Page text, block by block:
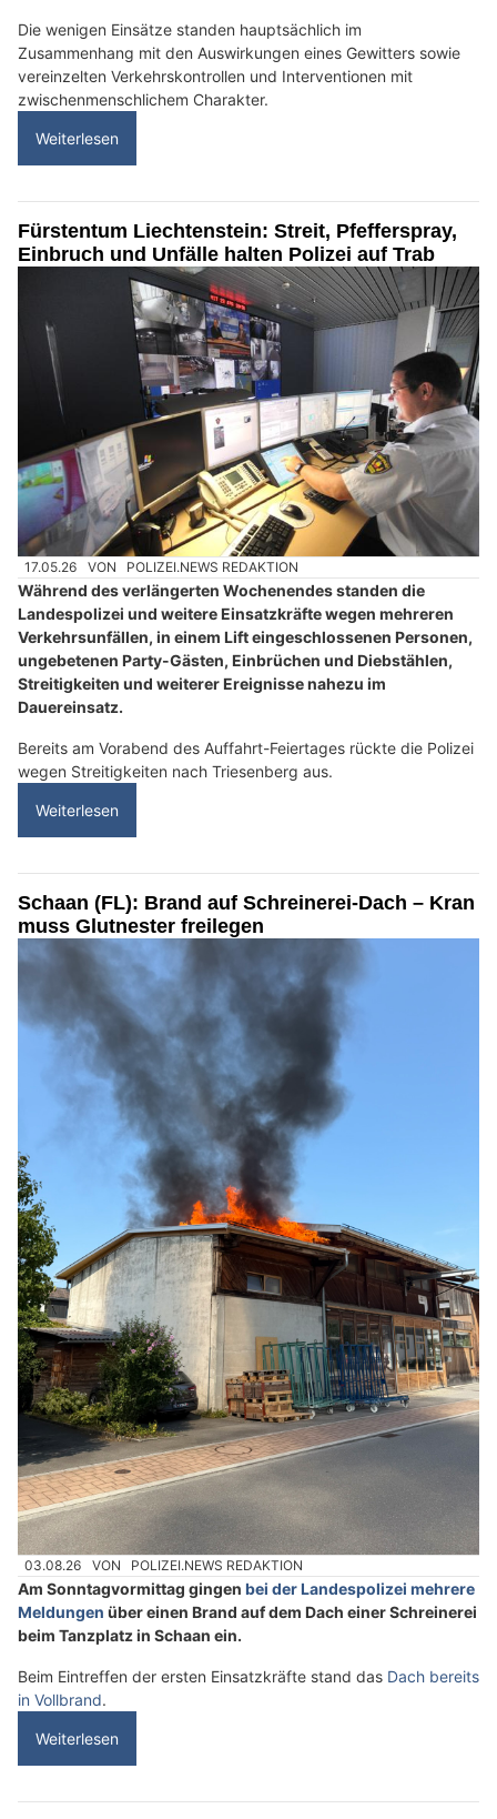
Die wenigen Einsätze standen hauptsächlich im
Zusammenhang mit den Auswirkungen eines Gewitters sowie
vereinzelten Verkehrskontrollen und Interventionen mit
zwischenmenschlichem Charakter.
Weiterlesen
Fürstentum Liechtenstein: Streit, Pfefferspray,
Einbruch und Unfälle halten Polizei auf Trab
17.05.26 VON POLIZEI.NEWS REDAKTION
Während des verlängerten Wochenendes standen die
Landespolizei und weitere Einsatzkräfte wegen mehreren
Verkehrsunfällen, in einem Lift eingeschlossenen Personen,
ungebetenen Party-Gästen, Einbrüchen und Diebstählen,
Streitigkeiten und weiterer Ereignisse nahezu im
Dauereinsatz.
Bereits am Vorabend des Auffahrt-Feiertages rückte die Polizei
wegen Streitigkeiten nach Triesenberg aus.
Weiterlesen
Schaan (FL): Brand auf Schreinerei-Dach – Kran
muss Glutnester freilegen
03.08.26 VON POLIZEI.NEWS REDAKTION
Am Sonntagvormittag gingen bei der Landespolizei mehrere
Meldungen über einen Brand auf dem Dach einer Schreinerei
beim Tanzplatz in Schaan ein.
Beim Eintreffen der ersten Einsatzkräfte stand das Dach bereits
in Vollbrand.
Weiterlesen